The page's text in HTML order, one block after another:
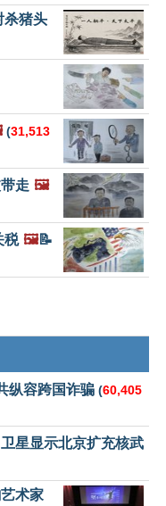
杀猪头
(31,513
走 🖼️
税 🖼️📝
纵容跨国诈骗 (60,405
星显示北京扩充核武
术家